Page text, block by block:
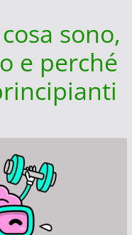
sono,
e perché